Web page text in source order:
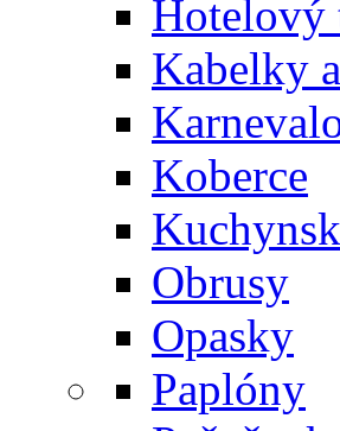
Hotelový
Kabelky
Koberce
Obrusy
Opasky
Paplóny